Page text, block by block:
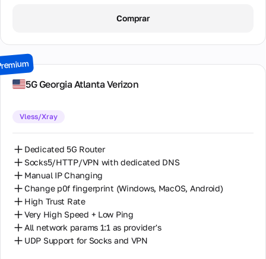
3 Days / ∞ GB / $21.00
30 Days / ∞ GB / $162.00
Comprar
5G Georgia Atlanta Verizon
Vless/Xray
Dedicated 5G Router
Socks5/HTTP/VPN with dedicated DNS
Manual IP Changing
Change p0f fingerprint (Windows, MacOS, Android)
High Trust Rate
Very High Speed + Low Ping
All network params 1:1 as provider's
UDP Support for Socks and VPN